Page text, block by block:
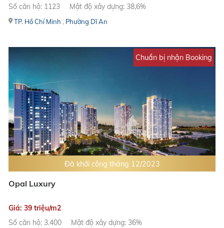
Số căn hộ: 1123
Mật độ xây dựng: 38,6%
TP. Hồ Chí Minh , Phường Dĩ An
Chuẩn bị nhận Booking
Đã khởi công tháng 12/2023
Opal Luxury
Giá: 39 triệu/m2
Số căn hộ: 3.400
Mật độ xây dựng: 36%